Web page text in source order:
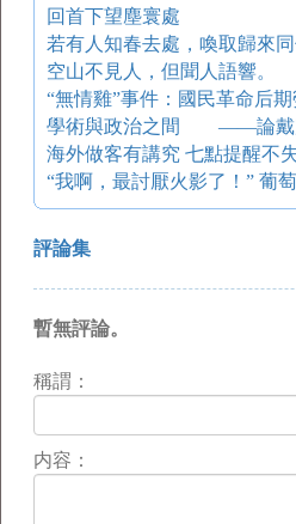
回首下望塵寰處
若有人知春去處，喚取歸來同
空山不見人，但聞人語響。
“無情雞”事件：國民革命后
海外做客有講究 七點提醒不
“我啊，最討厭火影了！” 葡
評論集
暫無評論。
稱謂：
内容：